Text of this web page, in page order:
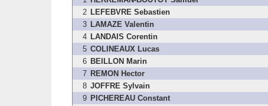
2 LEFEBVRE Sebastien
3 LAMAZE Valentin
4 LANDAIS Corentin
5 COLINEAUX Lucas
6 BEILLON Marin
7 REMON Hector
8 JOFFRE Sylvain
9 PICHEREAU Constant